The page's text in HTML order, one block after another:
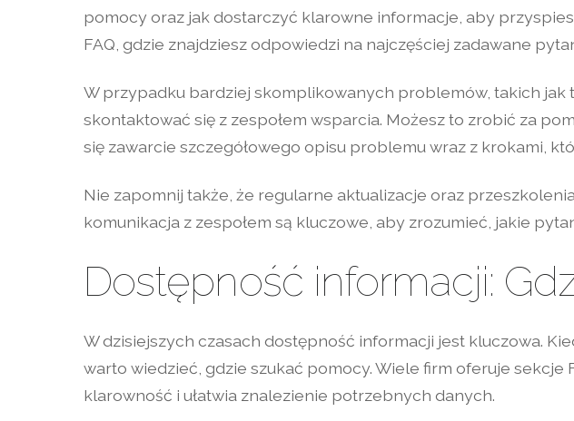
pomocy oraz jak dostarczyć klarowne informacje, aby
FAQ, gdzie znajdziesz odpowiedzi na najczęściej zadawane
W przypadku bardziej skomplikowanych problemów, takich
skontaktować się z zespołem wsparcia. Możesz to zrobić za
się zawarcie szczegółowego opisu problemu wraz z krokami,
Nie zapomnij także, że regularne aktualizacje oraz
komunikacja z zespołem są kluczowe, aby zrozumieć, jakie
Dostępność informacji:
W dzisiejszych czasach dostępność informacji jest kluczowa.
warto wiedzieć, gdzie szukać pomocy. Wiele firm oferuje
klarowność i ułatwia znalezienie potrzebnych danych.